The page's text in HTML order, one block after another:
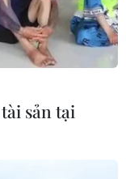
ngay cả khi họ
sản tại